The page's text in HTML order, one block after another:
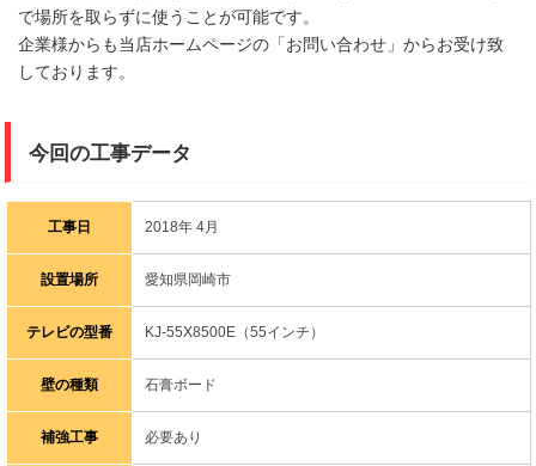
で場所を取らずに使うことが可能です。
企業様からも当店ホームページの「お問い合わせ」からお受け致
しております。
今回の工事データ
工事日 2018年 4月
設置場所 愛知県岡崎市
テレビの型番 KJ-55X8500E（55インチ）
壁の種類 石膏ボード
補強工事 必要あり